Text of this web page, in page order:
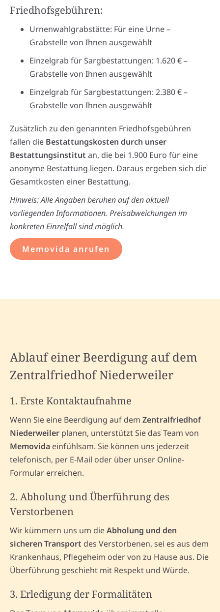
Friedhofsgebühren:
Urnenwahlgrabstätte: Für eine Urne –
Grabstelle von Ihnen ausgewählt
Einzelgrab für Sargbestattungen: 1.620 € –
Grabstelle von Ihnen ausgewählt
Einzelgrab für Sargbestattungen: 2.380 € –
Grabstelle von Ihnen ausgewählt
Zusätzlich zu den genannten Friedhofsgebühren
fallen die Bestattungskosten durch unser
Bestattungsinstitut an, die bei 1.900 Euro für eine
anonyme Bestattung liegen. Daraus ergeben sich die
Gesamtkosten einer Bestattung.
Hinweis: Alle Angaben beruhen auf den aktuell
vorliegenden Informationen. Preisabweichungen im
konkreten Einzelfall sind möglich.
Memovida anrufen
Ablauf einer Beerdigung auf dem
Zentralfriedhof Niederweiler
1. Erste Kontaktaufnahme
Wenn Sie eine Beerdigung auf dem Zentralfriedhof
Niederweiler planen, unterstützt Sie das Team von
Memovida einfühlsam. Sie können uns jederzeit
telefonisch, per E-Mail oder über unser Online-
Formular erreichen.
2. Abholung und Überführung des
Verstorbenen
Wir kümmern uns um dieAbholung und den
sicheren Transport des Verstorbenen, sei es aus dem
Krankenhaus, Pflegeheim oder von zu Hause aus. Die
Überführung geschieht mit Respekt und Würde.
3. Erledigung der Formalitäten